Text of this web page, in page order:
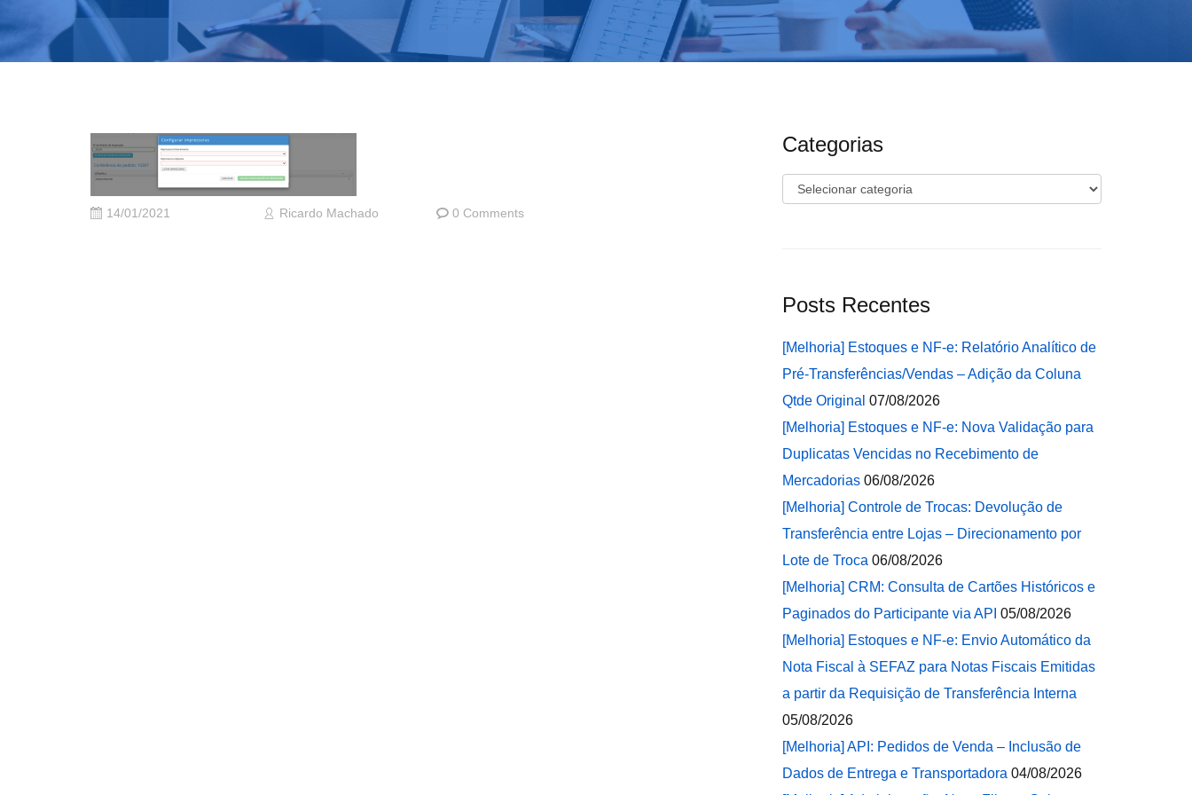
14/01/2021 Ricardo Machado 0 Comments
Categorias
Categorias
Posts Recentes
[Melhoria] Estoques e NF-e: Relatório Analítico de
Pré-Transferências/Vendas – Adição da Coluna
Qtde Original 07/08/2026
[Melhoria] Estoques e NF-e: Nova Validação para
Duplicatas Vencidas no Recebimento de
Mercadorias 06/08/2026
[Melhoria] Controle de Trocas: Devolução de
Transferência entre Lojas – Direcionamento por
Lote de Troca 06/08/2026
[Melhoria] CRM: Consulta de Cartões Históricos e
Paginados do Participante via API 05/08/2026
[Melhoria] Estoques e NF-e: Envio Automático da
Nota Fiscal à SEFAZ para Notas Fiscais Emitidas
a partir da Requisição de Transferência Interna
05/08/2026
[Melhoria] API: Pedidos de Venda – Inclusão de
Dados de Entrega e Transportadora 04/08/2026